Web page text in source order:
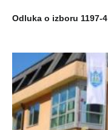
Odluka o izboru 1197-4